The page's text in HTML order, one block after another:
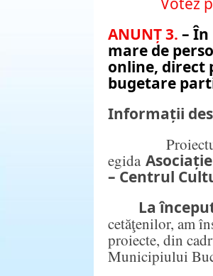
ANUNȚ 3. – În
mare de
online, direct
bugetare
Informații
egida
– Centrul
La
cetăţenilor, am
proiecte, din
Municipiului